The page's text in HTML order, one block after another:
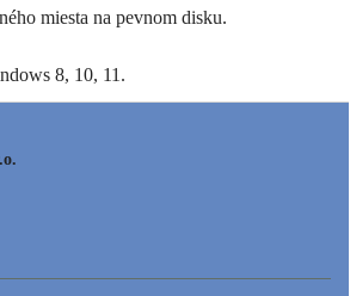
miesta na pevnom disku.
8, 10, 11.